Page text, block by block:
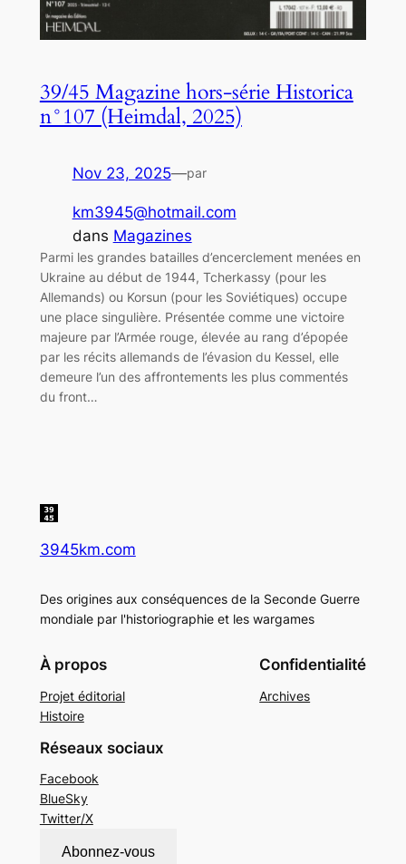
39/45 Magazine hors-série Historica
n°107 (Heimdal, 2025)
Nov 23, 2025—par
km3945@hotmail.com
dans Magazines
Parmi les grandes batailles d’encerclement menées en
Ukraine au début de 1944, Tcherkassy (pour les
Allemands) ou Korsun (pour les Soviétiques) occupe
une place singulière. Présentée comme une victoire
majeure par l’Armée rouge, élevée au rang d’épopée
par les récits allemands de l’évasion du Kessel, elle
demeure l’un des affrontements les plus commentés
du front…
3945km.com
Des origines aux conséquences de la Seconde Guerre
mondiale par l'historiographie et les wargames
À propos
Projet éditorial
Histoire
Confidentialité
Archives
Réseaux sociaux
Facebook
BlueSky
Twitter/X
Abonnez-vous